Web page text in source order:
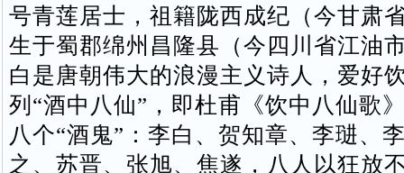
号青莲居士，祖籍陇西成纪（今甘肃
生于蜀郡绵州昌隆县（今四川省江油
白是唐朝伟大的浪漫主义诗人，爱好
列“酒中八仙”，即杜甫《饮中八仙歌
八个“酒鬼”：李白、贺知章、李琎、
之、苏晋、张旭、焦遂，八人以狂放